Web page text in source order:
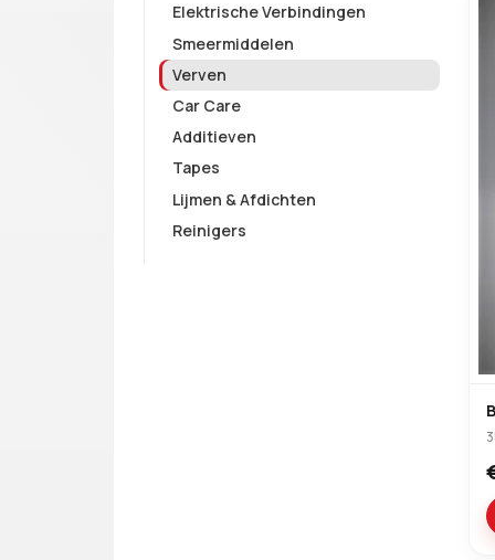
Elektrische Verbindingen
Smeermiddelen
Verven
Car Care
Additieven
Tapes
Lijmen & Afdichten
Reinigers